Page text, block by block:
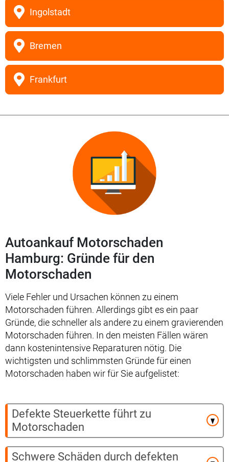
Ingolstadt
Bremen
Frankfurt
Autoankauf Motorschaden
Hamburg: Gründe für den
Motorschaden
Viele Fehler und Ursachen können zu einem
Motorschaden führen. Allerdings gibt es ein paar
Gründe, die schneller als andere zu einem gravierenden
Motorschaden führen. In den meisten Fällen wären
dann kostenintensive Reparaturen nötig. Die
wichtigsten und schlimmsten Gründe für einen
Motorschaden haben wir für Sie aufgelistet:
Defekte Steuerkette führt zu
Motorschaden
Schwere Schäden durch defekten